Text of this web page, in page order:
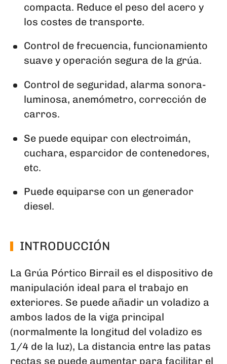
compacta. Reduce el peso del acero y
los costes de transporte.
Control de frecuencia, funcionamiento
suave y operación segura de la grúa.
Control de seguridad, alarma sonora-
luminosa, anemómetro, corrección de
carros.
Se puede equipar con electroimán,
cuchara, esparcidor de contenedores,
etc.
Puede equiparse con un generador
diesel.
INTRODUCCIÓN
La Grúa Pórtico Birrail es el dispositivo de
manipulación ideal para el trabajo en
exteriores. Se puede añadir un voladizo a
ambos lados de la viga principal
(normalmente la longitud del voladizo es
1/4 de la luz), La distancia entre las patas
rectas se puede aumentar para facilitar el